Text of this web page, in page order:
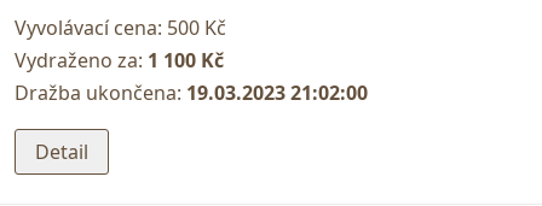
Vyvolávací cena: 500 Kč
Vydraženo za: 1 100 Kč
Dražba ukončena: 19.03.2023 21:02:00
Detail